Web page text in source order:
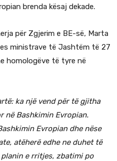
brenda kësaj dekade.
për Zgjerim e BE-së, Marta
ministrave të Jashtëm të 27
homologëve të tyre në
ka një vend për të gjitha
në Bashkimin Evropian.
Evropian dhe nëse
atëherë edhe ne duhet të
e rritjes, zbatimi po